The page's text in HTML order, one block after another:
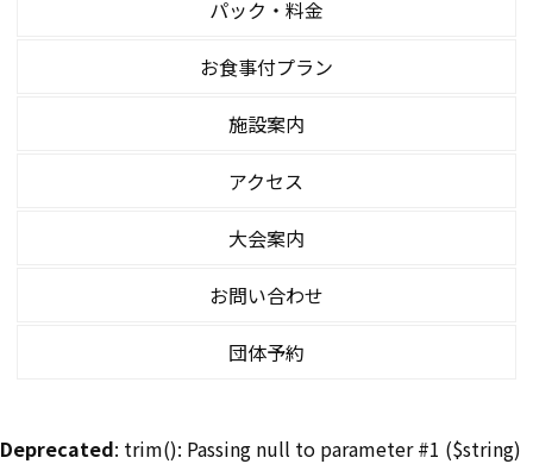
パック・料金
お食事付プラン
施設案内
アクセス
大会案内
お問い合わせ
団体予約
Deprecated: trim(): Passing null to parameter #1 ($string)